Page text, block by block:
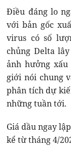
Điều đáng lo
với bản gốc
virus có số
chủng Delta
ảnh hưởng
giới nói chung
phân tích dự
những tuần tới.
Giá dầu ngay
kể từ tháng 4/